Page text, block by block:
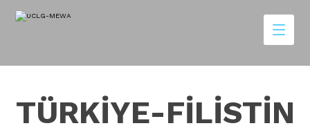
TÜRKİYE-FİLİSTİN